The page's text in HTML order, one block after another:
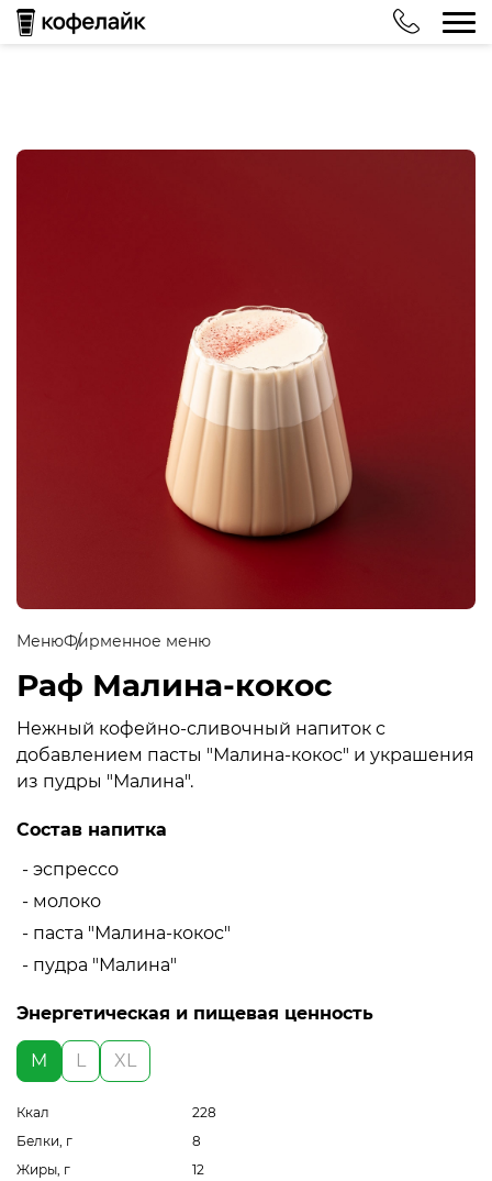
МенюФирменное меню
Раф Малина-кокос
Нежный кофейно-сливочный напиток с
добавлением пасты "Малина-кокос" и украшения
из пудры "Малина".
Состав напитка
- эспрессо
- молоко
- паста "Малина-кокос"
- пудра "Малина"
Энергетическая и пищевая ценность
M L XL
Ккал
228
Белки, г
8
Жиры, г
12